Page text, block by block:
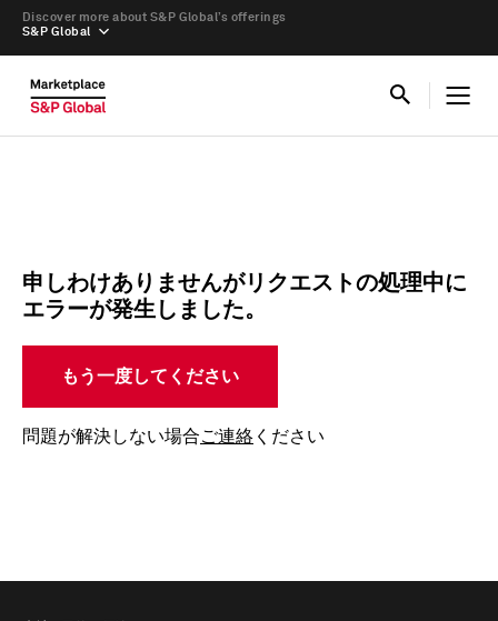
S&P Global
Discover more about S&P Global’s offerings
申しわけありませんがリクエストの処理中に
エラーが発生しました。
もう一度してください
問題が解決しない場合ご連絡 ください